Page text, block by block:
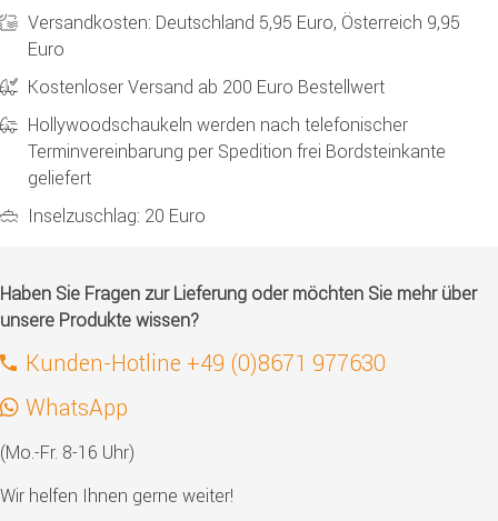
Versandkosten: Deutschland 5,95 Euro, Österreich 9,95
Euro
Kostenloser Versand ab 200 Euro Bestellwert
Hollywoodschaukeln werden nach telefonischer
Terminvereinbarung per Spedition frei Bordsteinkante
geliefert
Inselzuschlag: 20 Euro
Haben Sie Fragen zur Lieferung oder möchten Sie mehr über
unsere Produkte wissen?
Kunden-Hotline +49 (0)8671 977630
WhatsApp
(Mo.-Fr. 8-16 Uhr)
Wir helfen Ihnen gerne weiter!